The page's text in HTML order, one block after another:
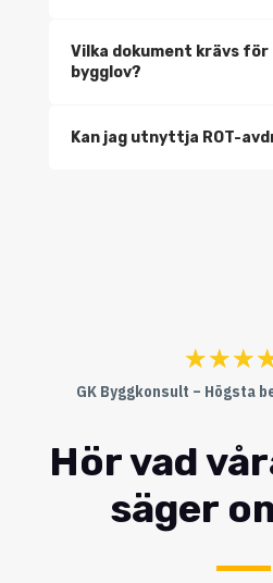
Vilka dokument krävs
bygglov?
Kan jag utnyttja ROT-
☆☆☆
GK Byggkonsult – Högsta
Hör vad
säger